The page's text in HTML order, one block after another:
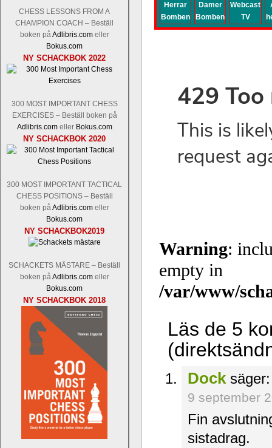
CHESS LESSONS FROM A
CHAMPION COACH – Beställ
boken påAdlibris.comeller
Bokus.com
NY SCHACKBOK 2022
300 MOST IMPORTANT CHESS
EXERCISES – Beställ boken på
Adlibris.comeller Bokus.com
NY SCHACKBOK 2020
300 MOST IMPORTANT TACTICAL
CHESS POSITIONS – Beställ
boken påAdlibris.comeller
Bokus.com
NY SCHACKBOK2019
SCHACKETS MÄSTARE – Beställ
boken påAdlibris.comeller
Bokus.com
NY SCHACKBOK 2018
Herrar
Bomben
Damer
Bomben
Webcast
TV
Läs de 5
Dock säger:
9 september
Fin
sistadrag.